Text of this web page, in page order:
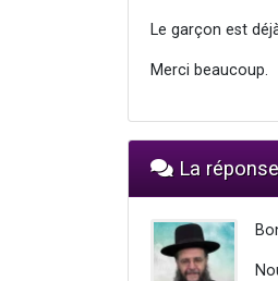
Le garçon est
Merci beaucoup.
La réponse